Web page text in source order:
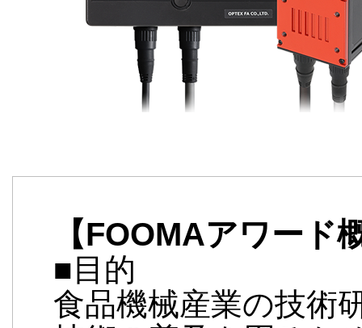
【FOOMAアワード
■目的
食品機械産業の技術